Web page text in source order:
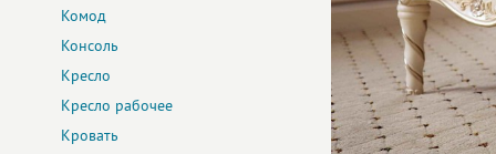
Комод
Консоль
Кресло
Кресло рабочее
Кровать